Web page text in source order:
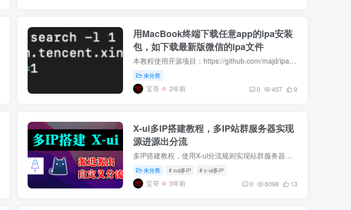
用MacBook终端下载任意app的ipa安装
包，如下载最新版微信的ipa文件
本教程使用开源项目：https://github.com/majd/ipatool 注意，此方法下载的ipa文件是没有脱壳的。 第一步：安装“brew” 打开终端/terminal，输入： /bin/bash -c '$(curl -fsSL https://raw.gi...
未分类
宝哥 2年前 0 457 9
X-ui多IP搭建教程，多IP站群服务器实现
源进源出分流
多IP搭建教程，使用X-ui分流规则实现站群服务器多IP源进源出
未分类 # xui多IP # x-ui多IP
宝哥 3年前 0 6098 13